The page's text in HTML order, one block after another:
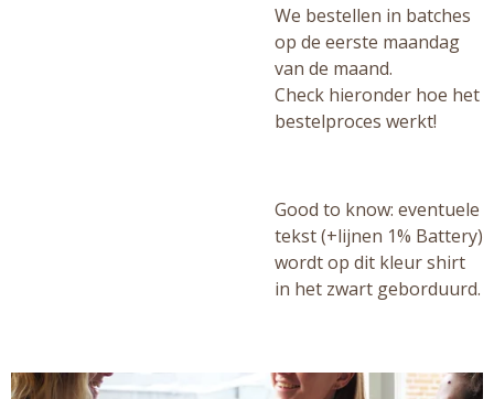
We bestellen in batches
op de eerste maandag
van de maand.
Check hieronder hoe het
bestelproces werkt!
Good to know: eventuele
tekst (+lijnen 1% Battery)
wordt op dit kleur shirt
in het zwart geborduurd.